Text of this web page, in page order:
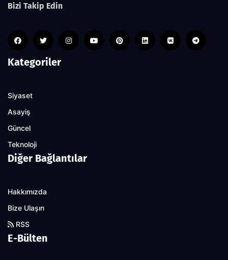
Bizi Takip Edin
Kategoriler
Siyaset
Asayiş
Güncel
Teknoloji
Diğer Bağlantılar
Hakkımızda
Bize Ulaşın
RSS
E-Bülten